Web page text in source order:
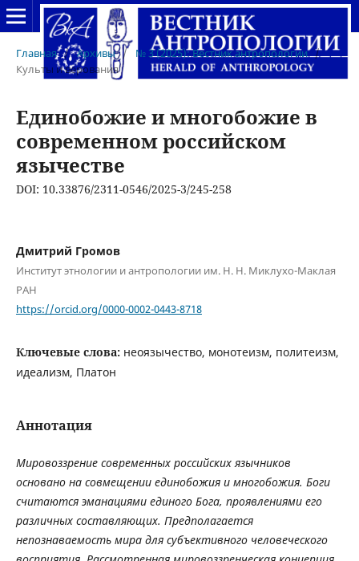
Главная / Архивы / № 3 (2025): Вестник антропологии /
Культы и верования
Единобожие и многобожие в
современном российском
язычестве
DOI: 10.33876/2311-0546/2025-3/245-258
Дмитрий Громов
Институт этнологии и антропологии им. Н. Н. Миклухо-Маклая
РАН
https://orcid.org/0000-0002-0443-8718
Ключевые слова: неоязычество, монотеизм, политеизм,
идеализм, Платон
Аннотация
Мировоззрение современных российских язычников
основано на совмещении единобожия и многобожия. Боги
считаются эманациями единого Бога, проявлениями его
различных составляющих. Предполагается
непознаваемость мира для субъективного человеческого